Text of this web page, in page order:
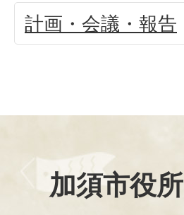
計画・会議・報告
加須市役所